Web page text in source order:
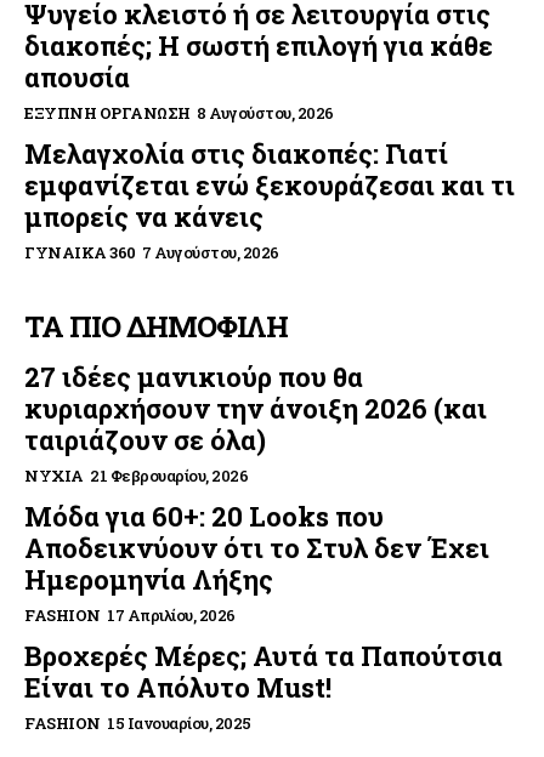
Ψυγείο κλειστό ή σε λειτουργία στις
διακοπές; Η σωστή επιλογή για κάθε
απουσία
ΈΞΥΠΝΗ ΟΡΓΆΝΩΣΗ 8 Αυγούστου, 2026
Μελαγχολία στις διακοπές: Γιατί
εμφανίζεται ενώ ξεκουράζεσαι και τι
μπορείς να κάνεις
ΓΥΝΑΊΚΑ 360 7 Αυγούστου, 2026
ΤΑ ΠΙΟ ΔΗΜΟΦΙΛΗ
27 ιδέες μανικιούρ που θα
κυριαρχήσουν την άνοιξη 2026 (και
ταιριάζουν σε όλα)
ΝΎΧΙΑ 21 Φεβρουαρίου, 2026
Μόδα για 60+: 20 Looks που
Αποδεικνύουν ότι το Στυλ δεν Έχει
Ημερομηνία Λήξης
FASHION 17 Απριλίου, 2026
Βροχερές Μέρες; Αυτά τα Παπούτσια
Είναι το Απόλυτο Must!
FASHION 15 Ιανουαρίου, 2025